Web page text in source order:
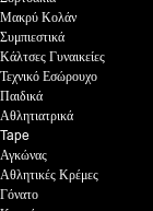
Μακρύ Κολάν
Συμπιεστικά
Κάλτσες Γυναικείες
Τεχνικό Εσώρουχο
Παιδικά
Αθλητιατρικά
Tape
Αγκώνας
Αθλητικές Κρέμες
Γόνατο